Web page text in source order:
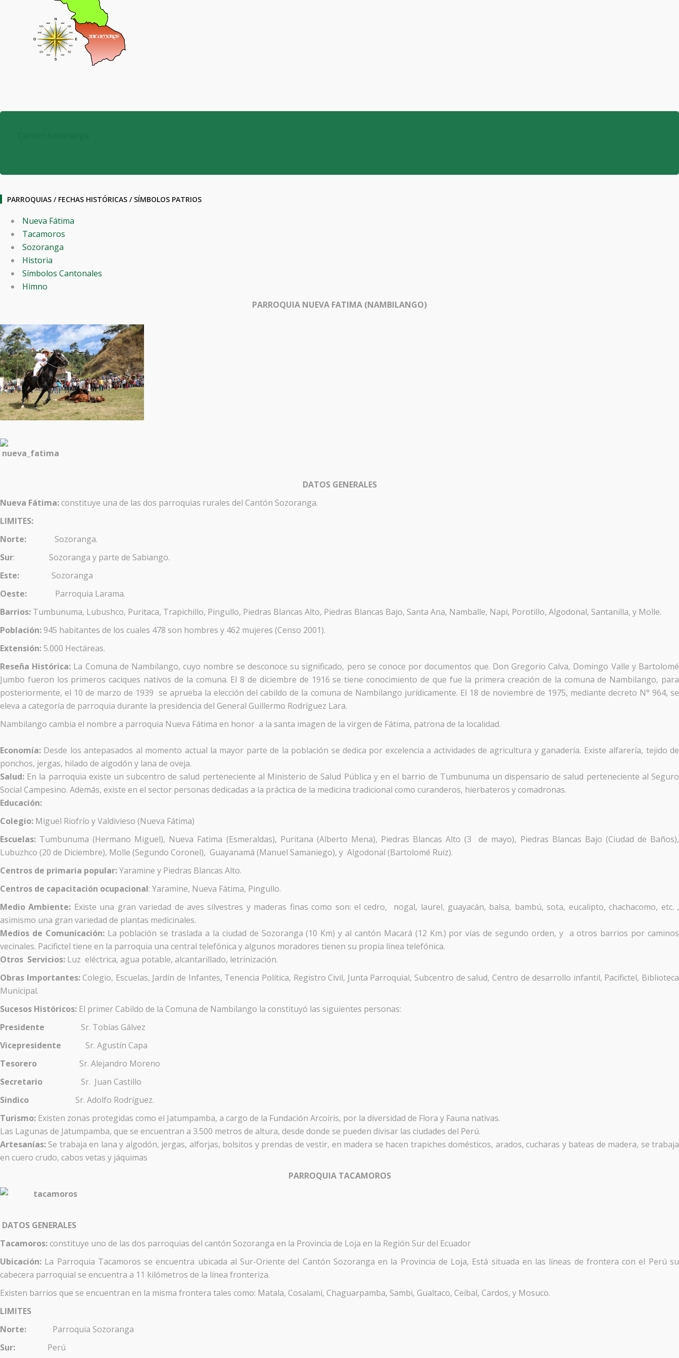
PARROQUIAS / FECHAS HISTÓRICAS / SÍMBOLOS PATRIOS
Nueva Fátima
Tacamoros
Sozoranga
Historia
Símbolos Cantonales
Himno
PARROQUIA NUEVA FATIMA (NAMBILANGO)
DATOS GENERALES
Nueva Fátima:constituye una de las dos parroquias rurales del Cantón Sozoranga.
LIMITES:
Norte:
Sozoranga.
Sur: Sozoranga y parte de Sabiango.
Este: Sozoranga
Oeste: Parroquia Larama.
Barrios: Tumbunuma, Lubushco, Puritaca, Trapichillo, Pingullo, Piedras Blancas Alto, Piedras Blancas Bajo, Santa Ana, Namballe, Napi, Porotillo, Algodonal, Santanilla, y Molle.
Población:945 habitantes de los cuales 478 son hombres y 462 mujeres (Censo 2001).
Extensión: 5.000 Hectáreas.
Reseña Histórica: La Comuna de Nambilango, cuyo nombre se desconoce su significado, pero se conoce por documentos que. Don Gregorio Calva, Domingo Valle y Bartolomé
Jumbo fueron los primeros caciques nativos de la comuna. El 8 de diciembre de 1916 se tiene conocimiento de que fue la primera creación de la comuna de Nambilango, para
posteriormente, el 10 de marzo de 1939 se aprueba la elección del cabildo de la comuna de Nambilango jurídicamente. El 18 de noviembre de 1975, mediante decreto N° 964, se
eleva a categoría de parroquia durante la presidencia del General Guillermo Rodríguez Lara.
Nambilango cambia el nombre a parroquia Nueva Fátima en honor a la santa imagen de la virgen de Fátima, patrona de la localidad.
Economía: Desde los antepasados al momento actual la mayor parte de la población se dedica por excelencia a actividades de agricultura y ganadería. Existe alfarería, tejido de
ponchos, jergas, hilado de algodón y lana de oveja.
Salud: En la parroquia existe un subcentro de salud perteneciente al Ministerio de Salud Pública y en el barrio de Tumbunuma un dispensario de salud perteneciente al Seguro
Social Campesino. Además, existe en el sector personas dedicadas a la práctica de la medicina tradicional como curanderos, hierbateros y comadronas.
Educación:
Colegio: Miguel Riofrío y Valdivieso (Nueva Fátima)
Escuelas: Tumbunuma (Hermano Miguel), Nueva Fatima (Esmeraldas), Puritana (Alberto Mena), Piedras Blancas Alto (3 de mayo), Piedras Blancas Bajo (Ciudad de Baños),
Lubuzhco (20 de Diciembre), Molle (Segundo Coronel), Guayanamá (Manuel Samaniego), y Algodonal (Bartolomé Ruiz).
Centros de primaria popular:Yaramine y Piedras Blancas Alto.
Centros de capacitación ocupacional: Yaramine, Nueva Fátima, Pingullo.
Medio Ambiente: Existe una gran variedad de aves silvestres y maderas finas como son: el cedro, nogal, laurel, guayacán, balsa, bambú, sota, eucalipto, chachacomo, etc. ,
asimismo una gran variedad de plantas medicinales.
Medios de Comunicación: La población se traslada a la ciudad de Sozoranga (10 Km) y al cantón Macará (12 Km.) por vías de segundo orden, y a otros barrios por caminos
vecinales. Pacifictel tiene en la parroquia una central telefónica y algunos moradores tienen su propia línea telefónica.
Otros Servicios: Luz eléctrica, agua potable, alcantarillado, letrinización.
Obras Importantes:Colegio, Escuelas, Jardín de Infantes, Tenencia Política, Registro Civil, Junta Parroquial, Subcentro de salud, Centro de desarrollo infantil, Pacifictel, Biblioteca
Municipal.
Sucesos Históricos: El primer Cabildo de la Comuna de Nambilango la constituyó las siguientes personas:
Presidente Sr. Tobías Gálvez
Vicepresidente Sr. Agustín Capa
Tesorero Sr. Alejandro Moreno
Secretario Sr. Juan Castillo
Sindico Sr. Adolfo Rodríguez.
Turismo: Existen zonas protegidas como el Jatumpamba, a cargo de la Fundación Arcoíris, por la diversidad de Flora y Fauna nativas.
Las Lagunas de Jatumpamba, que se encuentran a 3.500 metros de altura, desde donde se pueden divisar las ciudades del Perú.
Artesanías: Se trabaja en lana y algodón, jergas, alforjas, bolsitos y prendas de vestir, en madera se hacen trapiches domésticos, arados, cucharas y bateas de madera, se trabaja
en cuero crudo, cabos vetas y jáquimas
PARROQUIA TACAMOROS
DATOS GENERALES
Tacamoros:constituye uno de las dos parroquias del cantón Sozoranga en la Provincia de Loja en la Región Sur del Ecuador
Ubicación: La Parroquia Tacamoros se encuentra ubicada al Sur-Oriente del Cantón Sozoranga en la Provincia de Loja, Está situada en las líneas de frontera con el Perú su
cabecera parroquial se encuentra a 11 kilómetros de la línea fronteriza.
Existen barrios que se encuentran en la misma frontera tales como: Matala, Cosalamí, Chaguarpamba, Sambi, Gualtaco, Ceibal, Cardos, y Mosuco.
LIMITES
Norte:
Parroquia Sozoranga
Sur:
Perú